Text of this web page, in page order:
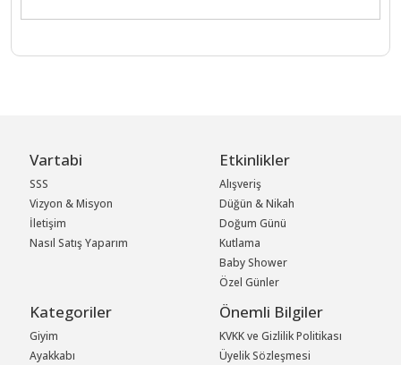
Vartabi
SSS
Vizyon & Misyon
İletişim
Nasıl Satış Yaparım
Etkinlikler
Alışveriş
Düğün & Nikah
Doğum Günü
Kutlama
Baby Shower
Özel Günler
Kategoriler
Giyim
Ayakkabı
Önemli Bilgiler
KVKK ve Gizlilik Politikası
Üyelik Sözleşmesi